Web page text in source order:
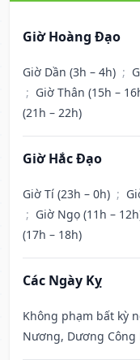
Giờ Hoàng Đạo
Giờ Dần (3h – 4h) ;
; Giờ Thân (15h –
(21h – 22h)
Giờ Hắc Đạo
Giờ Tí (23h – 0h) ;
; Giờ Ngọ (11h –
(17h – 18h)
Các Ngày Kỵ
Không phạm bất kỳ
Nương, Dương Công